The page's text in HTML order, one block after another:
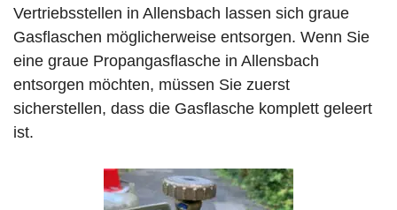
Vertriebsstellen in Allensbach lassen sich graue
Gasflaschen möglicherweise entsorgen. Wenn Sie
eine graue Propangasflasche in Allensbach
entsorgen möchten, müssen Sie zuerst
sicherstellen, dass die Gasflasche komplett geleert
ist.